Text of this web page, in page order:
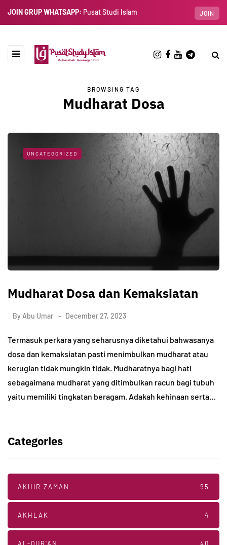
JOIN GRUP WHATSAPP: Pusat Studi Islam JOIN
BROWSING TAG
Mudharat Dosa
UNCATEGORIZED
Mudharat Dosa dan Kemaksiatan
By Abu Umar December 27, 2023
Termasuk perkara yang seharusnya diketahui bahwasanya
dosa dan kemaksiatan pasti menimbulkan mudharat atau
kerugian tidak mungkin tidak. Mudharatnya bagi hati
sebagaimana mudharat yang ditimbulkan racun bagi tubuh
yaitu memiliki tingkatan beragam. Adakah kehinaan serta…
Categories
AKHIR ZAMAN 95
AKHLAK 4
AL-QUR'AN 40